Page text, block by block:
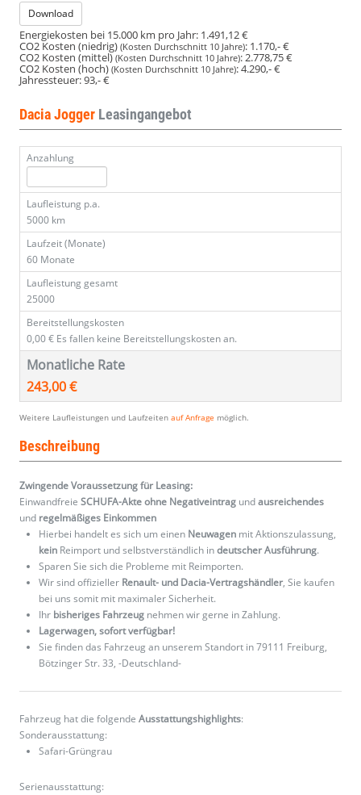
Download
Energiekosten bei 15.000 km pro Jahr: 1.491,12 €
CO2 Kosten (niedrig) (Kosten Durchschnitt 10 Jahre): 1.170,- €
CO2 Kosten (mittel)(Kosten Durchschnitt 10 Jahre):2.778,75 €
CO2 Kosten (hoch) (Kosten Durchschnitt 10 Jahre):4.290,- €
Jahressteuer:93,- €
Dacia Jogger Leasingangebot
Anzahlung
Laufleistung p.a.
5000 km
Laufzeit (Monate)
60 Monate
Laufleistung gesamt
25000
Bereitstellungskosten
0,00 € Es fallen keine Bereitstellungskosten an.
Monatliche Rate
243,00 €
Weitere Laufleistungen und Laufzeiten auf Anfrage möglich.
Beschreibung
Zwingende Voraussetzung für Leasing:
Einwandfreie SCHUFA-Akte ohne Negativeintrag undausreichendes
und regelmäßiges Einkommen
Hierbei handelt es sich um einen Neuwagen mit Aktionszulassung,
kein Reimport und selbstverständlich indeutscher Ausführung.
Sparen Sie sich die Probleme mit Reimporten.
Wir sind offizieller Renault- und Dacia-Vertragshändler, Sie kaufen
bei uns somit mit maximaler Sicherheit.
Ihr bisheriges Fahrzeug nehmen wir gerne in Zahlung.
Lagerwagen, sofort verfügbar!
Sie finden das Fahrzeug an unserem Standort in 79111 Freiburg,
Bötzinger Str. 33, -Deutschland-
Fahrzeug hat die folgende Ausstattungshighlights:
Sonderausstattung:
Safari-Grüngrau
Serienausstattung: